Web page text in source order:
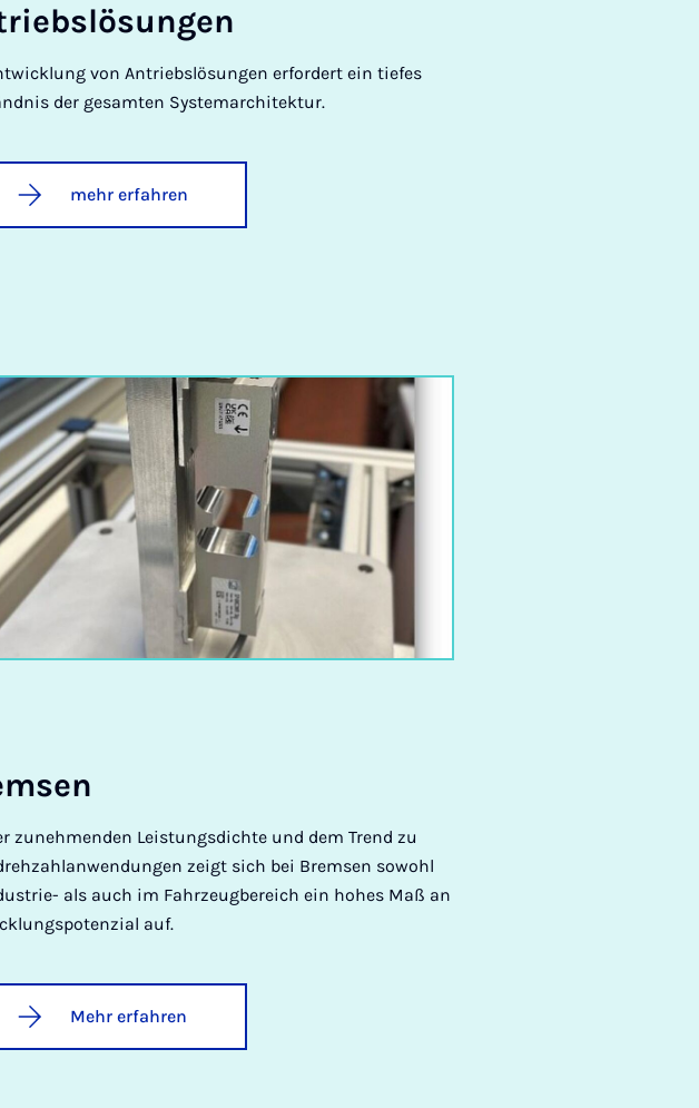
von Antriebslösungen erfordert ein tiefes
der gesamten Systemarchitektur.
mehr erfahren
zunehmenden Leistungsdichte und dem Trend zu
zeigt sich bei Bremsen sowohl
als auch im Fahrzeugbereich ein hohes Maß an
auf.
Mehr erfahren